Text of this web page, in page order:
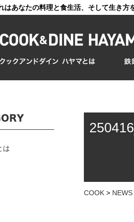
はあなたの料理と食生活、そして生き方
COOK > NEWS
は